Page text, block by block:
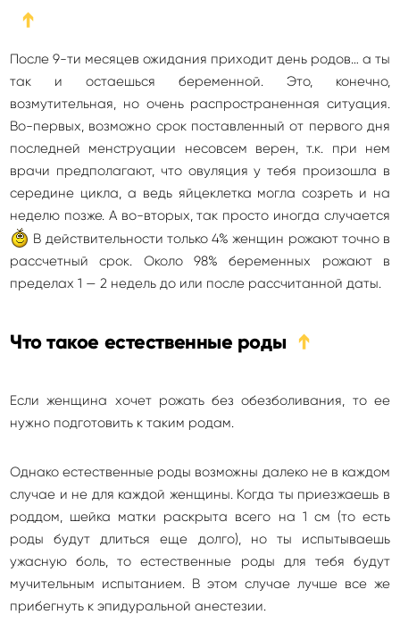
➔
После 9-ти месяцев ожидания приходит день родов… а ты
так и остаешься беременной. Это, конечно,
возмутительная, но очень распространенная ситуация.
Во-первых, возможно срок поставленный от первого дня
последней менструации несовсем верен, т.к. при нем
врачи предполагают, что овуляция у тебя произошла в
середине цикла, а ведь яйцеклетка могла созреть и на
неделю позже. А во-вторых, так просто иногда случается
В действительности только 4% женщин рожают точно в
рассчетный срок. Около 98% беременных рожают в
пределах 1 — 2 недель до или после рассчитанной даты.
Что такое естественные роды ➔
Если женщина хочет рожать без обезболивания, то ее
нужно подготовить к таким родам.
Однако естественные роды возможны далеко не в каждом
случае и не для каждой женщины. Когда ты приезжаешь в
роддом, шейка матки раскрыта всего на 1 см (то есть
роды будут длиться еще долго), но ты испытываешь
ужасную боль, то естественные роды для тебя будут
мучительным испытанием. В этом случае лучше все же
прибегнуть к эпидуральной анестезии.